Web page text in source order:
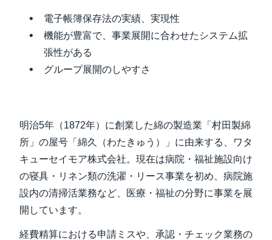
電子帳簿保存法の実績、実現性
機能が豊富で、事業展開に合わせたシステム拡
張性がある
グループ展開のしやすさ
明治5年（1872年）に創業した綿の製造業「村田製綿
所」の屋号「綿久（わたきゅう）」に由来する、ワタ
キューセイモア株式会社。現在は病院・福祉施設向け
の寝具・リネン類の洗濯・リース事業を初め、病院施
設内の清掃活業務など、医療・福祉の分野に事業を展
開しています。
経費精算における申請ミスや、承認・チェック業務の